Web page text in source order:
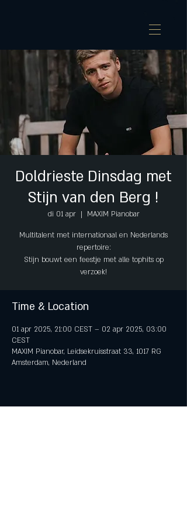
Doldrieste Dinsdag met
Stijn van den Berg !
di 01 apr
  |
MAXIM Pianobar
Multitalent met internationaal en Nederlands
repertoire:
Stijn bouwt een feestje met alle tophits op
verzoek!
Time & Location
01 apr 2025, 21:00 CEST – 02 apr 2025, 03:00
CEST
MAXIM Pianobar, Leidsekruisstraat 33, 1017 RG
Amsterdam, Nederland